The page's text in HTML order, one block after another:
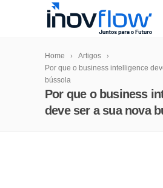
Home
Artigos
Por que o business intelligence
bússola
Por que o business
deve ser a sua nova